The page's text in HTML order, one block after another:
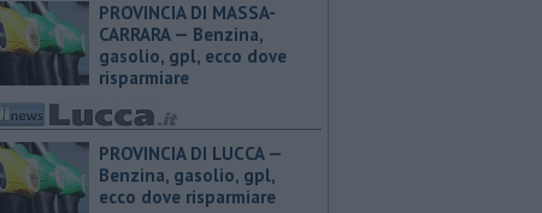
PROVINCIA DI MASSA-
CARRARA — ​Benzina,
gasolio, gpl, ecco dove
risparmiare
PROVINCIA DI LUCCA — ​
Benzina, gasolio, gpl,
ecco dove risparmiare